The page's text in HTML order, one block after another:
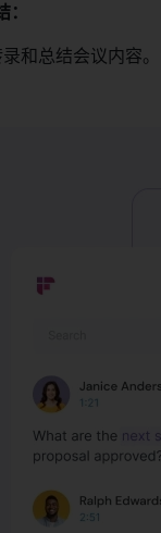
和总结会议内容